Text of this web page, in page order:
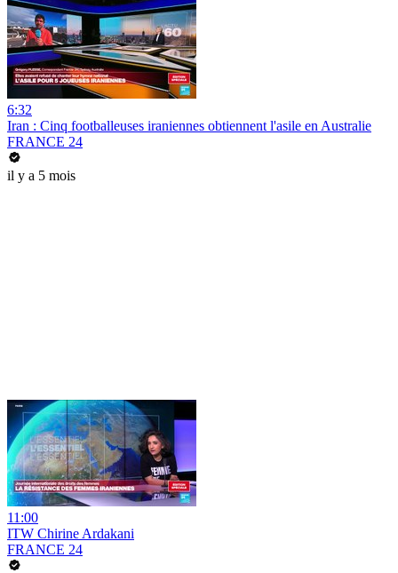
6:32
Iran : Cinq footballeuses iraniennes obtiennent l'asile en Australie
FRANCE 24
il y a 5 mois
11:00
ITW Chirine Ardakani
FRANCE 24